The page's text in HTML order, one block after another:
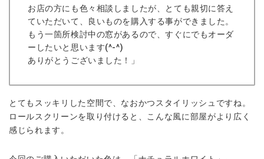
お店の方にも色々相談しましたが、とても親切に答え
ていただいて、良いものを購入する事ができました。
もう一箇所検討中の窓があるので、すぐにでもオーダ
ーしたいと思います(^-^)
ありがとうございました！」
とてもスッキリした空間で、なおかつスタイリッシュですね。
ロールスクリーンを取り付けると、こんな風に部屋がより広く
感じられます。